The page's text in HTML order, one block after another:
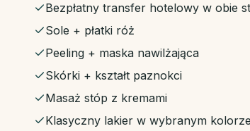
Bezpłatny transfer hotelowy w obie
Sole + płatki róż
Peeling + maska nawilżająca
Skórki + kształt paznokci
Masaż stóp z kremami
Klasyczny lakier w wybranym kolorze